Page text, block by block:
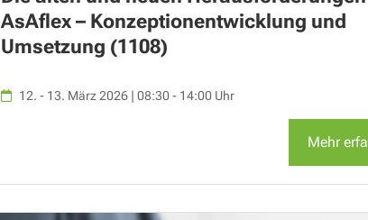
AsAflex – Konzeptionentwicklung und
Umsetzung (1108)
12. - 13. März 2026 | 08:30 - 14:00 Uhr
Mehr